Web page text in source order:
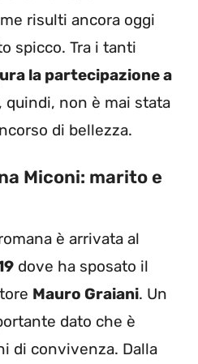
risulti ancora oggi
spicco. Tra i tanti
la partecipazione a
quindi, non è mai stata
di bellezza.
Miconi: marito e
è arrivata al
dove ha sposato il
Mauro Graiani. Un
dato che è
di convivenza. Dalla